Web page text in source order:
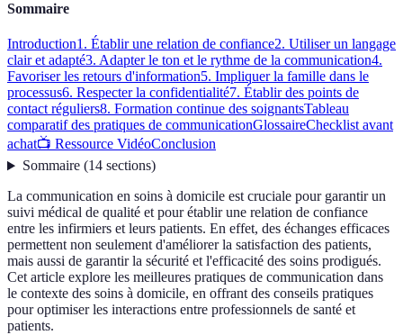
Sommaire
Introduction1. Établir une relation de confiance2. Utiliser un langage
clair et adapté3. Adapter le ton et le rythme de la communication4.
Favoriser les retours d'information5. Impliquer la famille dans le
processus6. Respecter la confidentialité7. Établir des points de
contact réguliers8. Formation continue des soignantsTableau
comparatif des pratiques de communicationGlossaireChecklist avant
achat📺 Ressource VidéoConclusion
Sommaire(14 sections)
La communication en soins à domicile est cruciale pour garantir un
suivi médical de qualité et pour établir une relation de confiance
entre les infirmiers et leurs patients. En effet, des échanges efficaces
permettent non seulement d'améliorer la satisfaction des patients,
mais aussi de garantir la sécurité et l'efficacité des soins prodigués.
Cet article explore les meilleures pratiques de communication dans
le contexte des soins à domicile, en offrant des conseils pratiques
pour optimiser les interactions entre professionnels de santé et
patients.